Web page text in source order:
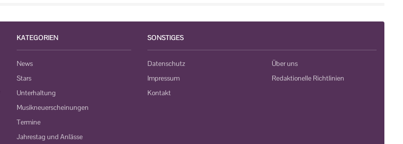
KATEGORIEN
News
Stars
Unterhaltung
Musikneuerscheinungen
Termine
Jahrestag und Anlässe
SONSTIGES
Datenschutz
Impressum
Kontakt
Über uns
Redaktionelle Richtlinien